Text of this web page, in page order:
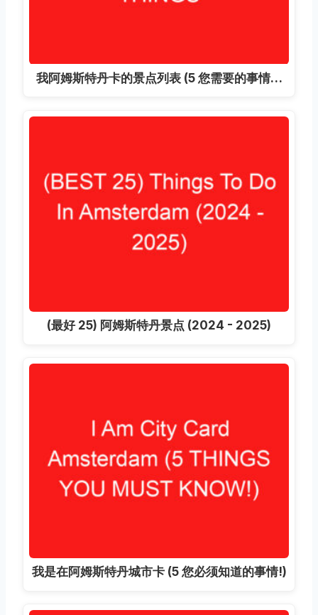
我阿姆斯特丹卡的景点列表 (5 您需要的事情…
(最好 25) 阿姆斯特丹景点 (2024 - 2025)
我是在阿姆斯特丹城市卡 (5 您必须知道的事情!)